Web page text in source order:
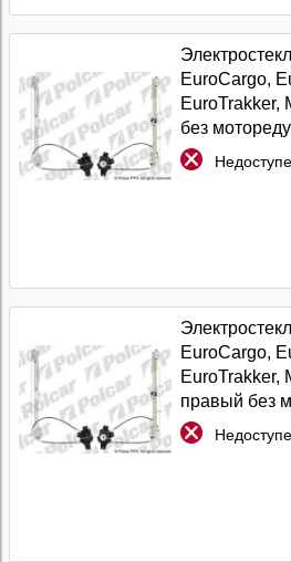
EuroCargo,
EuroTrakker,
без
EuroCargo,
EuroTrakker,
правый без